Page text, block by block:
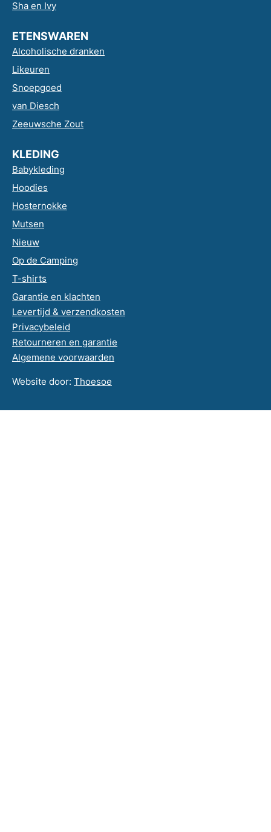
Sha en Ivy
ETENSWAREN
Alcoholische dranken
Likeuren
Snoepgoed
van Diesch
Zeeuwsche Zout
KLEDING
Babykleding
Hoodies
Hosternokke
Mutsen
Nieuw
Op de Camping
T-shirts
Garantie en klachten
Levertijd & verzendkosten
Privacybeleid
Retourneren en garantie
Algemene voorwaarden
Website door: Thoesoe